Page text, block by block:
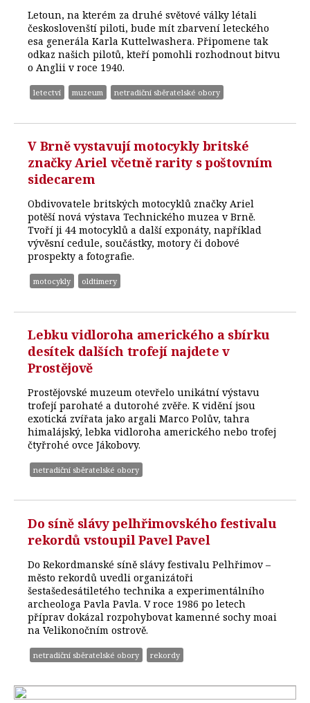
Letoun, na kterém za druhé světové války létali
českoslovenští piloti, bude mít zbarvení leteckého
esa generála Karla Kuttelwashera. Připomene tak
odkaz našich pilotů, kteří pomohli rozhodnout bitvu
o Anglii v roce 1940.
letectví muzeum netradiční sběratelské obory
V Brně vystavují motocykly britské
značky Ariel včetně rarity s poštovním
sidecarem
Obdivovatele britských motocyklů značky Ariel
potěší nová výstava Technického muzea v Brně.
Tvoří ji 44 motocyklů a další exponáty, například
vývěsní cedule, součástky, motory či dobové
prospekty a fotografie.
motocykly oldtimery
Lebku vidloroha amerického a sbírku
desítek dalších trofejí najdete v
Prostějově
Prostějovské muzeum otevřelo unikátní výstavu
trofejí parohaté a dutorohé zvěře. K vidění jsou
exotická zvířata jako argali Marco Polův, tahra
himalájský, lebka vidloroha amerického nebo trofej
čtyřrohé ovce Jákobovy.
netradiční sběratelské obory
Do síně slávy pelhřimovského festivalu
rekordů vstoupil Pavel Pavel
Do Rekordmanské síně slávy festivalu Pelhřimov –
město rekordů uvedli organizátoři
šestašedesátiletého technika a experimentálního
archeologa Pavla Pavla. V roce 1986 po letech
příprav dokázal rozpohybovat kamenné sochy moai
na Velikonočním ostrově.
netradiční sběratelské obory rekordy